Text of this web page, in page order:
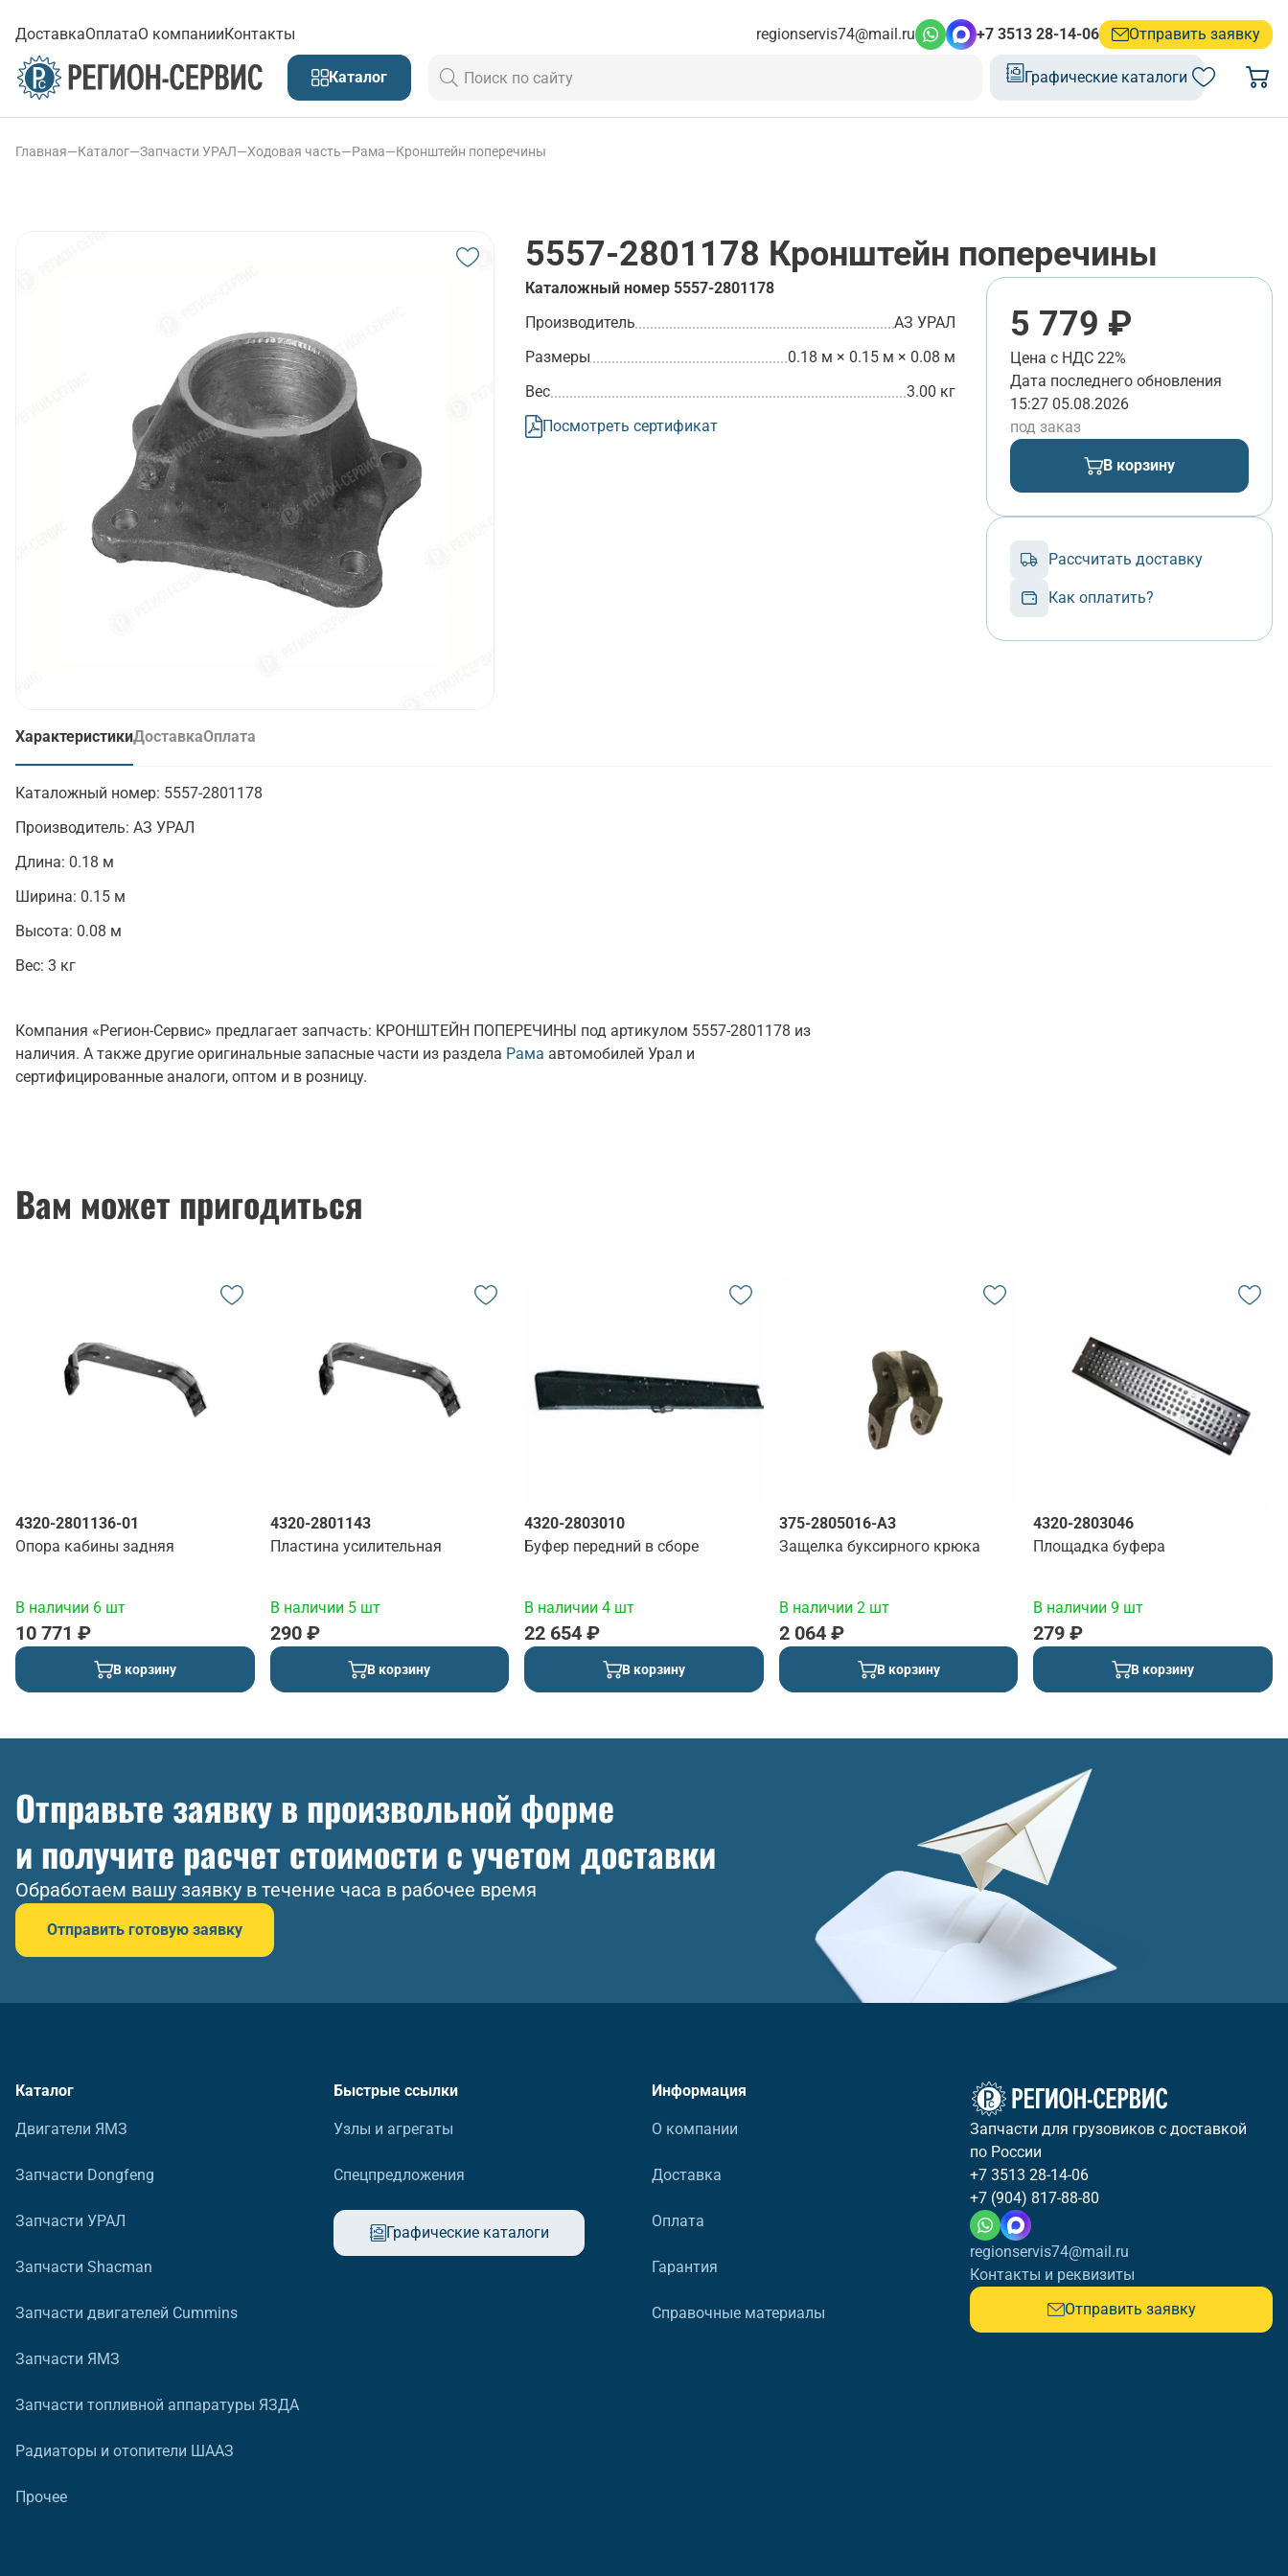
ДоставкаОплатаО компанииКонтакты regionservis74@mail.ru +7 3513 28-14-06 Отправить заявку
Каталог Графические каталоги
Главная—Каталог—Запчасти УРАЛ—Ходовая часть—Рама—Кронштейн поперечины
5557-2801178 Кронштейн поперечины
Каталожный номер 5557-2801178
Производитель
АЗ УРАЛ
Размеры
0.18 м × 0.15 м × 0.08 м
Вес
3.00 кг
Посмотреть сертификат
5 779 ₽
Цена с НДС 22%
Дата последнего обновления
15:27 05.08.2026
под заказ
В корзину
Рассчитать доставку
Как оплатить?
Характеристики
(активная вкладка)
ДоставкаОплата
Каталожный номер: 5557-2801178
Производитель: АЗ УРАЛ
Длина: 0.18 м
Ширина: 0.15 м
Высота: 0.08 м
Вес: 3 кг
Компания «Регион-Сервис» предлагает запчасть: КРОНШТЕЙН ПОПЕРЕЧИНЫ под артикулом 5557-2801178 из
наличия. А также другие оригинальные запасные части из раздела Рама автомобилей Урал и
сертифицированные аналоги, оптом и в розницу.
Вам может пригодиться
4320-2801136-01
Опора кабины задняя
В наличии 6 шт
10 771 ₽
В корзину
4320-2801143
Пластина усилительная
В наличии 5 шт
290 ₽
В корзину
4320-2803010
Буфер передний в сборе
В наличии 4 шт
22 654 ₽
В корзину
375-2805016-А3
Защелка буксирного крюка
В наличии 2 шт
2 064 ₽
В корзину
4320-2803046
Площадка буфера
В наличии 9 шт
279 ₽
В корзину
Отправьте заявку в произвольной форме
и получите расчет стоимости с учетом доставки
Обработаем вашу заявку в течение часа в рабочее время
Отправить готовую заявку
Каталог
Двигатели ЯМЗ
Запчасти Dongfeng
Запчасти УРАЛ
Запчасти Shacman
Запчасти двигателей Cummins
Запчасти ЯМЗ
Запчасти топливной аппаратуры ЯЗДА
Радиаторы и отопители ШААЗ
Прочее
Быстрые ссылки
Узлы и агрегаты
Спецпредложения
Графические каталоги
Информация
О компании
Доставка
Оплата
Гарантия
Справочные материалы
Запчасти для грузовиков с доставкой
по России
+7 3513 28-14-06
+7 (904) 817-88-80
regionservis74@mail.ru
Контакты и реквизиты
Отправить заявку